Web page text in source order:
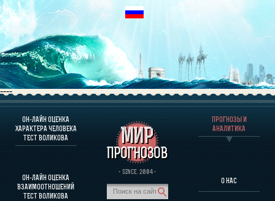
----
ОН-ЛАЙН ОЦЕНКА
ХАРАКТЕРА ЧЕЛОВЕКА
ТЕСТ ВОЛИКОВА
ОН-ЛАЙН ОЦЕНКА
ВЗАИМООТНОШЕНИЙ
ТЕСТ ВОЛИКОВА
· SINCE. 2004 ·
ПРОГНОЗЫ И
АНАЛИТИКА
О НАС
О ПРОГРАММЕ
ОЦЕНКА ХАРАКТЕРA ЧЕЛОВЕКА
ОЦЕНКА ХАРАКТЕРА ВЫДАЮЩИХСЯ ЛИЧНОСТЕЙ
О ПРОГРАММЕ
ПРОГНОЗЫ И АНАЛИТИКА